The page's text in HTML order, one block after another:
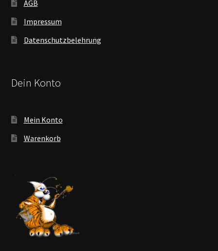
AGB
Impressum
Datenschutzbelehrung
Dein Konto
Mein Konto
Warenkorb